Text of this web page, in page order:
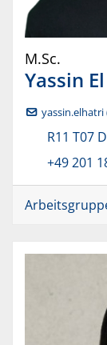
M.Sc.
Yassin
R11 T07
+49 201